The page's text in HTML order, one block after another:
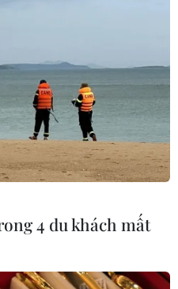
4 du khách mất